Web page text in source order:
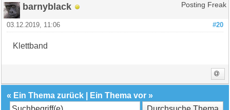
barnyblack Posting Freak
#20
03.12.2019, 11:06
Klettband
« Ein Thema zurück Ein Thema vor »